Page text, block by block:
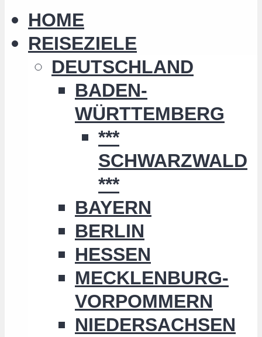
HOME
REISEZIELE
DEUTSCHLAND
BADEN-
WÜRTTEMBERG
***
SCHWARZWALD
***
BAYERN
BERLIN
HESSEN
MECKLENBURG-
VORPOMMERN
NIEDERSACHSEN